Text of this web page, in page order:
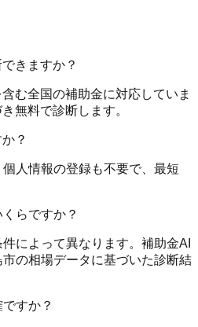
きますか？
む全国の補助金に対応していま
無料で診断します。
？
人情報の登録も不要で、最短
らですか？
によって異なります。補助金AI
の相場データに基づいた診断結
すか？